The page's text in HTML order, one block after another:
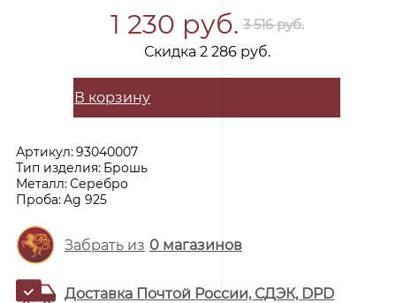
1 230 руб. 3 516 руб.
Скидка 2 286 руб.
В корзину
Артикул:93040007
Тип изделия: Брошь
Металл:Серебро
Проба:Ag 925
Забрать из 0магазинов
Доставка Почтой России, СДЭК, DPD